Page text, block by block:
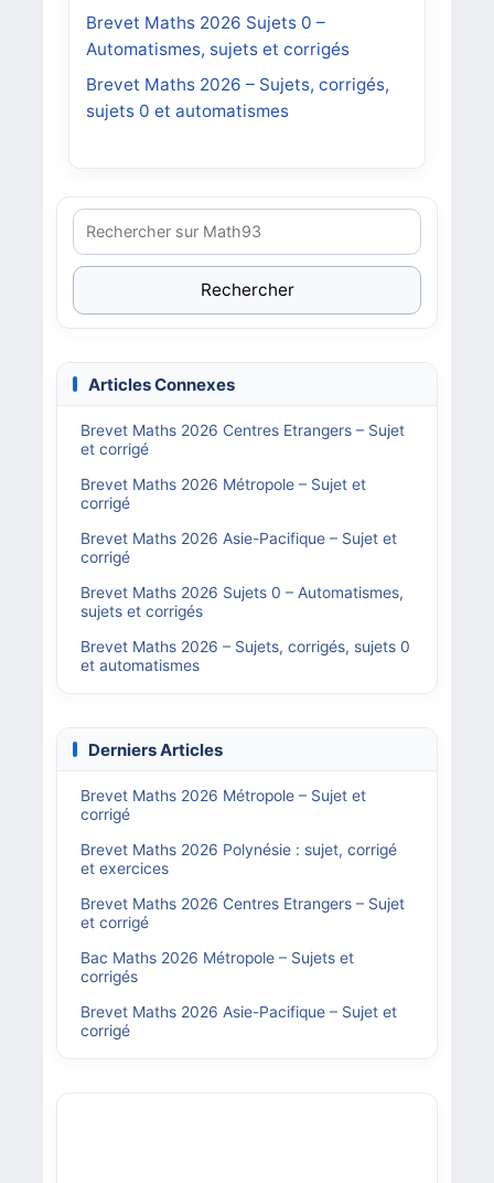
Brevet Maths 2026 Sujets 0 –
Automatismes, sujets et corrigés
Brevet Maths 2026 – Sujets, corrigés,
sujets 0 et automatismes
Rechercher
Articles Connexes
Brevet Maths 2026 Centres Etrangers – Sujet
et corrigé
Brevet Maths 2026 Métropole – Sujet et
corrigé
Brevet Maths 2026 Asie-Pacifique – Sujet et
corrigé
Brevet Maths 2026 Sujets 0 – Automatismes,
sujets et corrigés
Brevet Maths 2026 – Sujets, corrigés, sujets 0
et automatismes
Derniers Articles
Brevet Maths 2026 Métropole – Sujet et
corrigé
Brevet Maths 2026 Polynésie : sujet, corrigé
et exercices
Brevet Maths 2026 Centres Etrangers – Sujet
et corrigé
Bac Maths 2026 Métropole – Sujets et
corrigés
Brevet Maths 2026 Asie-Pacifique – Sujet et
corrigé